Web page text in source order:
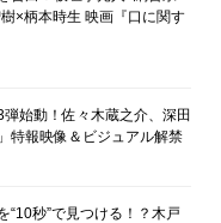
×柄本時生 映画『口に関す
弾始動！佐々木蔵之介、深田
特報映像＆ビジュアル解禁
“10秒”で見つける！？木戸